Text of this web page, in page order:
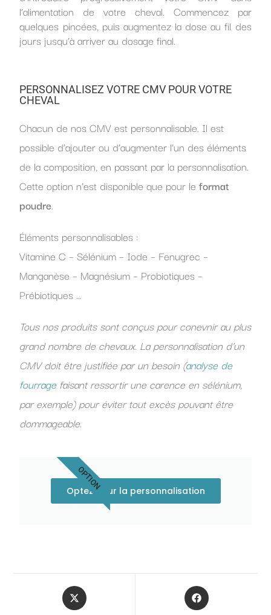
l’alimentation de votre cheval. Commencez par
quelques pincées, puis augmentez la dose au fil des
jours jusqu’à arriver au dosage final.
PERSONNALISEZ VOTRE CMV POUR VOTRE
CHEVAL
Chacun de nos CMV est personnalisable. Il est
possible d’ajouter ou d’augmenter l’un des éléments
de la composition, en passant par la personnalisation.
Cette option n’est disponible que pour leformat
poudre.
Éléments personnalisables :
Vitamine C – Sélénium – Iode – Fenugrec –
Manganèse – Magnésium – Probiotiques –
Prébiotiques …
Tous nos produits sont conçus pour conevnir au plus
grand nombre de chevaux. La personnalisation d’un
CMV doit être justifiée par un besoin (analyse de
fourragefaisant ressortir une carence en sélénium,
par exemple) pour éviter tout excès pouvant être
dommageable.
Optez pour la personnalisation
OPTION